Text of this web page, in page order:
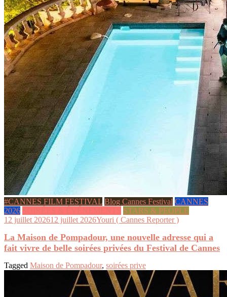
#CANNES FILM FESTIVAL Blog Cannes Festival CANNES
2026 SOIRÉES & ÉVÉNEMENTS STARS & PEOPLE
12 juillet 202612 juillet 2026Youri ( Cannes Reporter )
La Maison de Pompadour, une nouvelle adresse qui a
fait vivre de belle soirées privées du Festival de Cannes
Tagged Maison de Pompadour, soirées prive